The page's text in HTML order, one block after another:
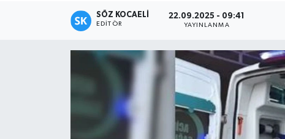
SÖZ KOCAELI
EDITÖR
22.09.2025 - 09:41
YAYINLANMA
Haber Arşivi